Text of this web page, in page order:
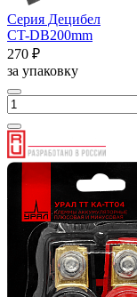
Серия Децибел
CT-DB200mm
270 ₽
за упаковку